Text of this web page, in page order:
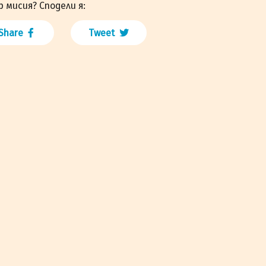
мисия? Сподели я:
Tweet